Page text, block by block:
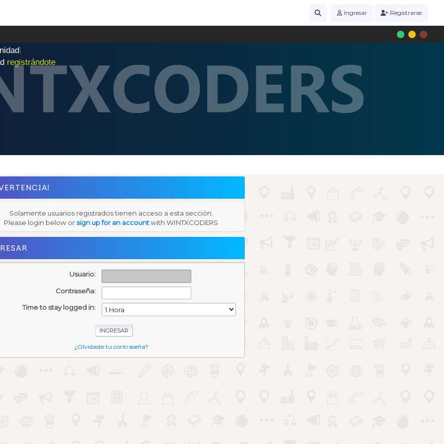
Ingresar Registrarse
nidad|
registrándote
Solamente usuarios registrados tienen acceso a esta sección.
Please login below or sign up for an accountwith WINTXCODERS
Usuario:
Contraseña:
Time to stay logged in:
¿Olvidaste tu contraseña?